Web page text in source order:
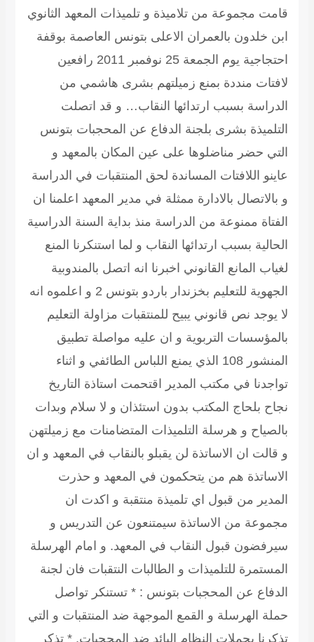
قامت مجموعة من تلاميذة و تلميذات المعهد الثانوي
ابن خلدون بالعمران الاعلى بتونس العاصمة بوقفة
احتجاجية يوم الجمعة 25 نوفمبر 2011 رافعين
لافتات منددة بمنع زميلتهم بشرى هاشمي من
الدراسة بسبب ارتدائها النقاب… و قد اتصلت
التلميذة بشرى بلجنة الدفاع عن المحجبات بتونس
التي حضر مناضلوها على عين المكان بالمعهد و
عاينو اللافتات المساندة لحق المنتقبات في الدراسة
و بالاتصال بالادارة ممثلة في مدير المعهد اعلمنا ان
الفتاة ممنوعة من الدراسة منذ بداية السنة الدراسية
الحالية بسبب ارتدائها النقاب و لما استنكرنا المنع
لغياب المانع القانوني اخبرنا انه اتصل بالمندوبية
الجهوية للتعليم بخزندار باردو بتونس 2 و اعلموه انه
لا يوجد نص قانوني يبيح للمنتقبات مزاولة التعليم
بالمؤسسات التربوية و ان عليه مواصلة تطبيق
المنشور 108 الذي يمنع اللباس الطائفي و اثناء
تواجدنا في مكتب المدير اقتحمت استاذة التاريخ
نجاح بلحاج المكتب بدون استئذان و لا سلام وبدات
بالصياح و هرسلة التلميذات المتضامنات مع زميلتهن
و قالت ان الاساتذة لن يقبلو بالنقاب في المعهد و ان
الاساتذة هم من يتحكمون في المعهد و حذرت
المدير من قبول اي تلميذة منتقبة و اكدت ان
مجموعة من الاساتذة سيمتنعون عن التدريس و
سيرفضون قبول النقاب في المعهد. و امام الهرسلة
المستمرة للتلميذات و الطالبات النتقبات فان لجنة
الدفاع عن المحجبات بتونس : * تستنكر تواصل
حملة الهرسلة و القمع الموجهة ضد المنتقبات و التي
تذكرنا بحملات النظام البائد ضد المحجبات. * تذكر